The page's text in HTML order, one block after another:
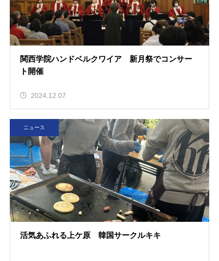
関西学院ハンドベルクワイア 新月祭でコンサー
ト開催
2024.12.07
ニュース
活気あふれる上ケ原 韓国サークルキキ